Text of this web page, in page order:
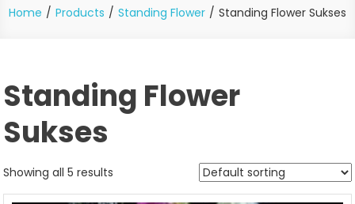
Home Products Standing Flower Standing Flower Sukses
Standing Flower
Sukses
Showing all 5 results